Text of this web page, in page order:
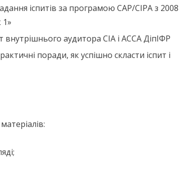
іспитів за програмою CAP/CIPA з 2008
1»
внутрішнього аудитора CIA і ACCA ДіпІФР
поради, як успішно скласти іспит і